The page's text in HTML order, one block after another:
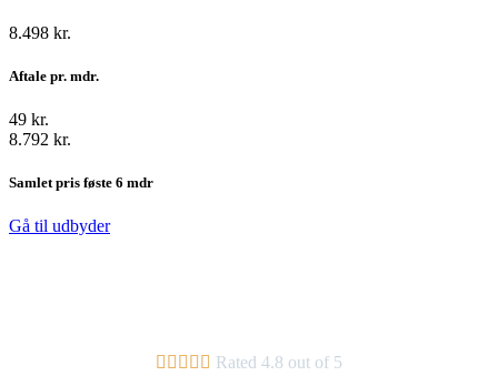
8.498 kr.
Aftale pr. mdr.
49 kr.
8.792 kr.
Samlet pris føste 6 mdr
Gå til udbyder
     Rated 4.8 out of 5